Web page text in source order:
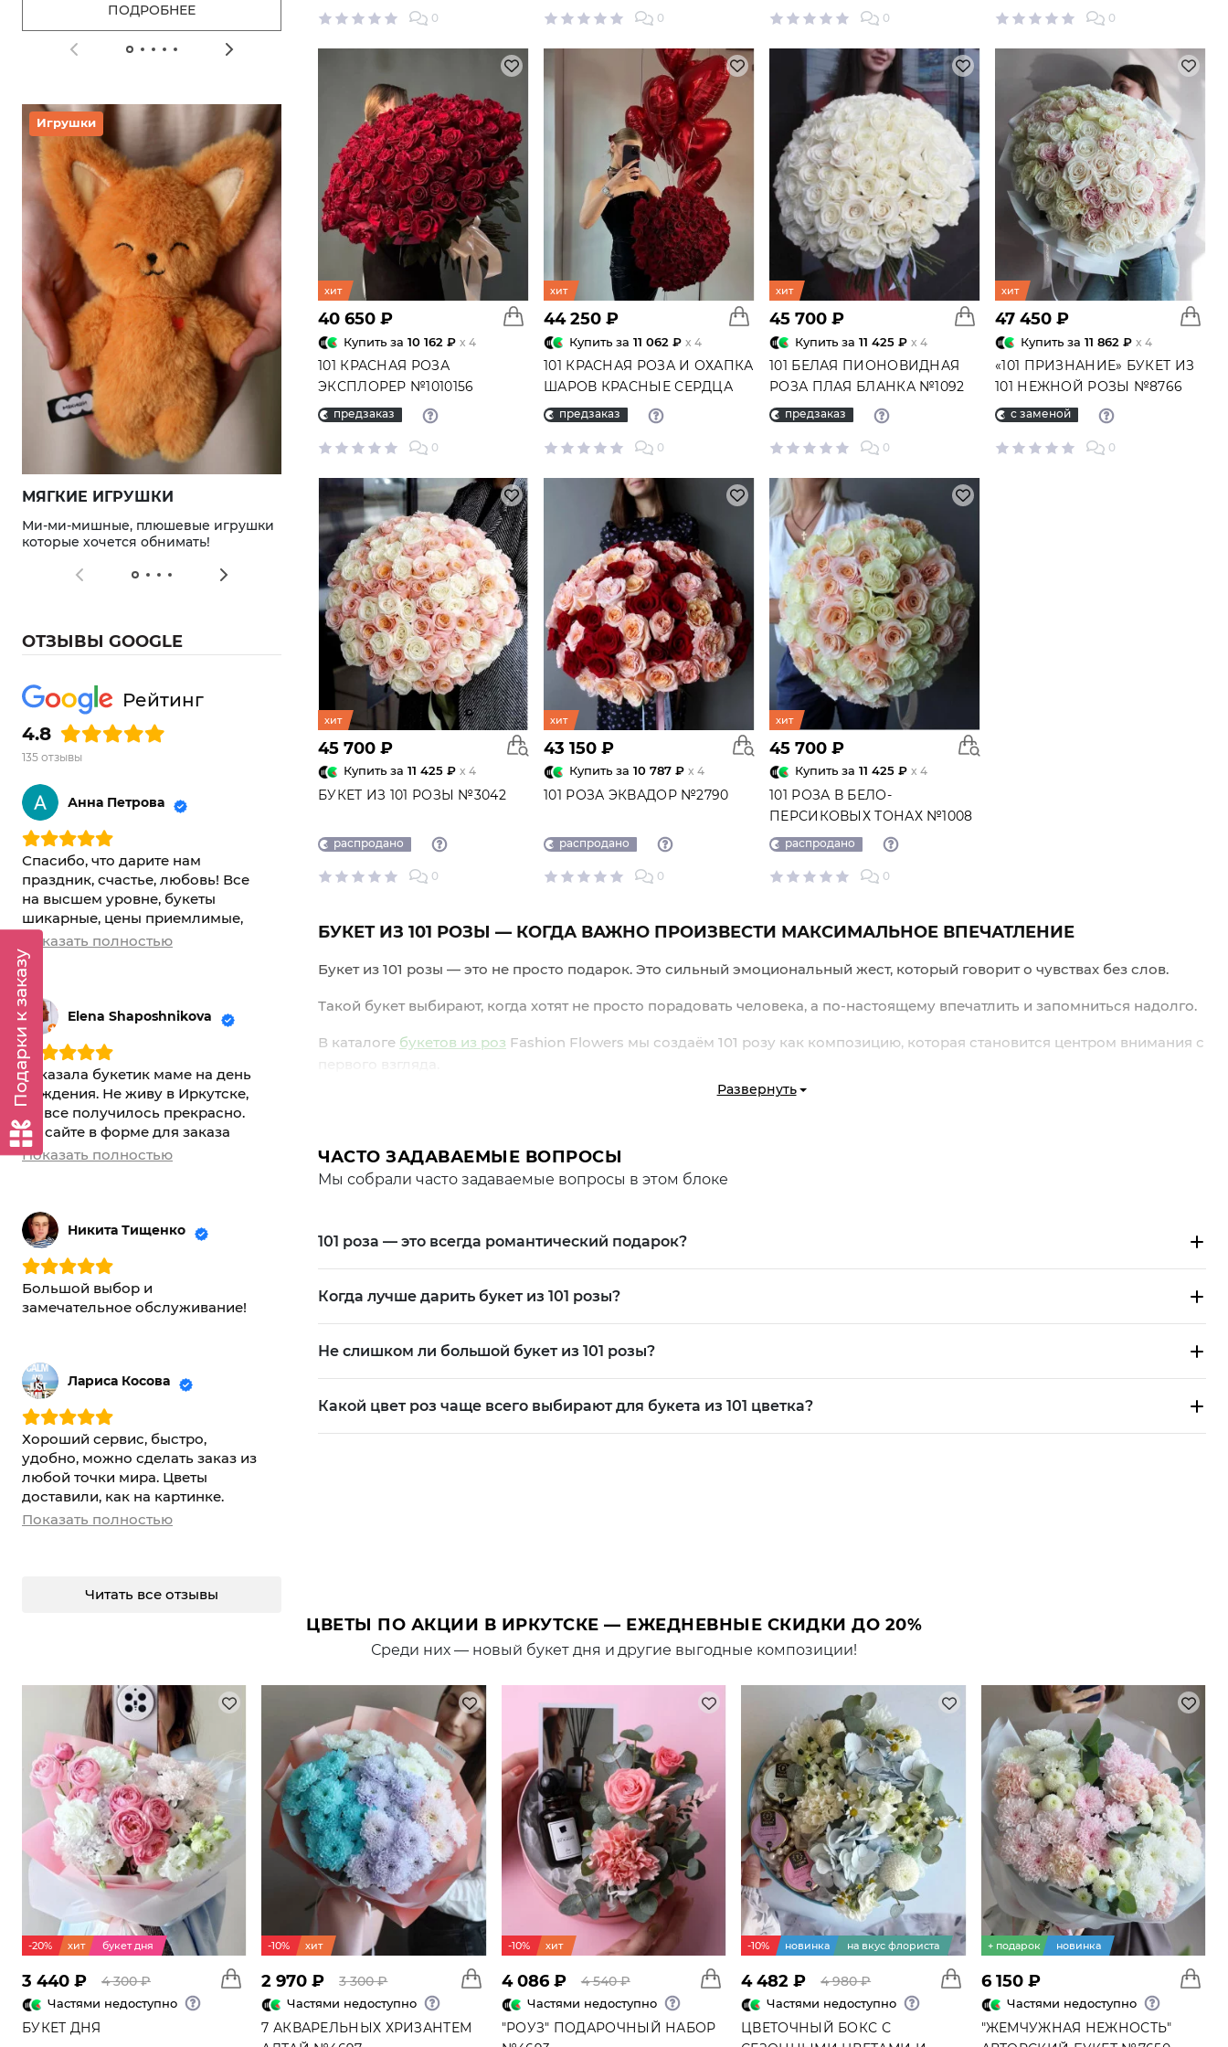
ПОДРОБНЕЕ ВСЕ ПОДАРКИ ПО АКЦИИ ВСЕ БУКЕТЫ ПО АКЦИИ ВСЕ БУКЕТЫ С ПОДАРКОМ
Игрушки
МЯГКИЕ ИГРУШКИ
Ми-ми-мишные, плюшевые игрушки
которые хочется обнимать!
Вкусняшки
ВКУСНЫЕ ПОДАРКИ
Конфеты, напитки, десерты - самые
приятные и вкусные подарки!
Открытки
ОТКРЫТКИ, КОНВЕРТЫ
Открытки с котиками, с лучшими
пожеланиями, открытки на все
случаи жизни!
Наборы шаров
ВОЗДУШНЫЕ ШАРЫ
Подари охапку летающих воздушных
шаров в гармоничном цветовом
сочетании!
ОТЗЫВЫ GOOGLE
Рейтинг
4.8
135 отзывы
Анна Петрова
Спасибо, что дарите нам
праздник, счастье, любовь! Все
на высшем уровне, букеты
шикарные, цены приемлимые,
доставка без задержки! Очень
рекомендую!
Показать полностью
Elena Shaposhnikova
Заказала букетик маме на день
рождения. Не живу в Иркутске,
но все получилось прекрасно.
На сайте в форме для заказа
можно указать даже самые
был доставлен без проблем.
Цветы очень красивые, такие
нежные, жаль по фото не могу
почувствовать аромат. Букет
полностью соответствует
фотографии на сайте.
курьеру приходите в маске. Я
понимаю это неудобно, но
работа такая... Но в основном
все остались довольны.
Обращусь к вам ещё.
Показать полностью
Никита Тищенко
Большой выбор и
замечательное обслуживание!
Лариса Косова
Хороший сервис, быстро,
удобно, можно сделать заказ из
любой точки мира. Цветы
доставили, как на картинке.
Очень довольна.
Показать полностью
Читать все отзывы
№9550
0 0 0 0
хит
40 650 ₽
Купить за 10 162 ₽ x 4
101 КРАСНАЯ РОЗА
ЭКСПЛОРЕР №1010156
предзаказ
0
хит
44 250 ₽
Купить за 11 062 ₽ x 4
101 КРАСНАЯ РОЗА И ОХАПКА
ШАРОВ КРАСНЫЕ СЕРДЦА
№4453
предзаказ
0
хит
45 700 ₽
Купить за 11 425 ₽ x 4
101 БЕЛАЯ ПИОНОВИДНАЯ
РОЗА ПЛАЯ БЛАНКА №1092
предзаказ
0
хит
47 450 ₽
Купить за 11 862 ₽ x 4
«101 ПРИЗНАНИЕ» БУКЕТ ИЗ
101 НЕЖНОЙ РОЗЫ №8766
с заменой
0
хит
45 700 ₽
Купить за 11 425 ₽ x 4
БУКЕТ ИЗ 101 РОЗЫ №3042
распродано
0
хит
43 150 ₽
Купить за 10 787 ₽ x 4
101 РОЗА ЭКВАДОР №2790
распродано
0
хит
45 700 ₽
Купить за 11 425 ₽ x 4
101 РОЗА В БЕЛО-
ПЕРСИКОВЫХ ТОНАХ №1008
распродано
0
БУКЕТ ИЗ 101 РОЗЫ — КОГДА ВАЖНО ПРОИЗВЕСТИ МАКСИМАЛЬНОЕ ВПЕЧАТЛЕНИЕ
Букет из 101 розы — это не просто подарок. Это сильный эмоциональный жест, который говорит о чувствах без слов.
Такой букет выбирают, когда хотят не просто порадовать человека, а по-настоящему впечатлить и запомниться надолго.
В каталоге букетов из роз Fashion Flowers мы создаём 101 розу как композицию, которая становится центром внимания с
Он передаёт:
внимание к человеку
эффект «вау с первого взгляда»
Это не повседневный подарок — это жест, который запоминается.
В КАКИХ СЛУЧАЯХ ДАРЯТ 101 РОЗУ
ПРИЗНАНИЕ В ЛЮБВИ
Один из самых сильных способов выразить чувства.
Когда обычного букета недостаточно.
юбилея
значимой даты
большого личного праздника
Если вы ищете ещё более впечатляющие композиции, обратите внимание на категорию премиум букетов.
ВАЖНЫЕ СОБЫТИЯ В ОТНОШЕНИЯХ
101 роза часто становится частью ключевых моментов пары.
Подходит для:
годовщины
примирения
укрепления отношений
Для годовщины также популярны элегантные французские розыи роскошные композиции из роз.
Развернуть
ЧАСТО ЗАДАВАЕМЫЕ ВОПРОСЫ
Мы собрали часто задаваемые вопросы в этом блоке
101 роза — это всегда романтический подарок?
Когда лучше дарить букет из 101 розы?
Не слишком ли большой букет из 101 розы?
Какой цвет роз чаще всего выбирают для букета из 101 цветка?
ЦВЕТЫ ПО АКЦИИ В ИРКУТСКЕ — ЕЖЕДНЕВНЫЕ СКИДКИ ДО 20%
Среди них — новый букет дня и другие выгодные композиции!
-20% хит букет дня
3 440 ₽ 4 300 ₽
Частями недоступно
БУКЕТ ДНЯ
-10% хит
2 970 ₽ 3 300 ₽
Частями недоступно
7 АКВАРЕЛЬНЫХ ХРИЗАНТЕМ
-10% хит
4 086 ₽ 4 540 ₽
Частями недоступно
"РОУЗ" ПОДАРОЧНЫЙ НАБОР
-10% новинка на вкус флориста
4 482 ₽ 4 980 ₽
Частями недоступно
ЦВЕТОЧНЫЙ БОКС С
+ подарок новинка
6 150 ₽
Частями недоступно
"ЖЕМЧУЖНАЯ НЕЖНОСТЬ"
Подарки к заказу